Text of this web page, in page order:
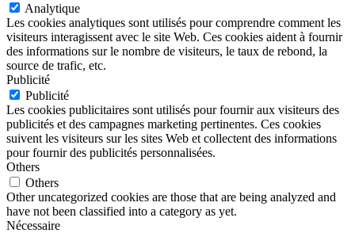
Analytique
Les cookies analytiques sont utilisés pour comprendre comment les
visiteurs interagissent avec le site Web. Ces cookies aident à fournir
des informations sur le nombre de visiteurs, le taux de rebond, la
source de trafic, etc.
Publicité
Publicité
Les cookies publicitaires sont utilisés pour fournir aux visiteurs des
publicités et des campagnes marketing pertinentes. Ces cookies
suivent les visiteurs sur les sites Web et collectent des informations
pour fournir des publicités personnalisées.
Others
Others
Other uncategorized cookies are those that are being analyzed and
have not been classified into a category as yet.
Nécessaire